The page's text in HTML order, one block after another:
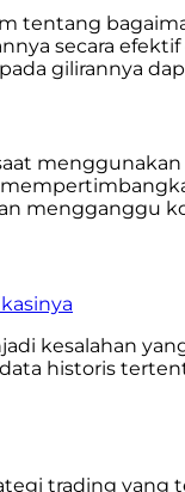
tentang
secara
gilirannya
mengganggu
kesalahan
historis
trading